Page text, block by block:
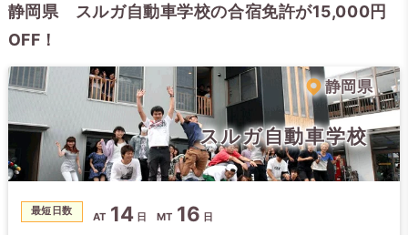
静岡県 スルガ自動車学校の合宿免許が15,000円
OFF！
静岡県
スルガ自動車学校
最短日数 AT 14 日 MT 16 日